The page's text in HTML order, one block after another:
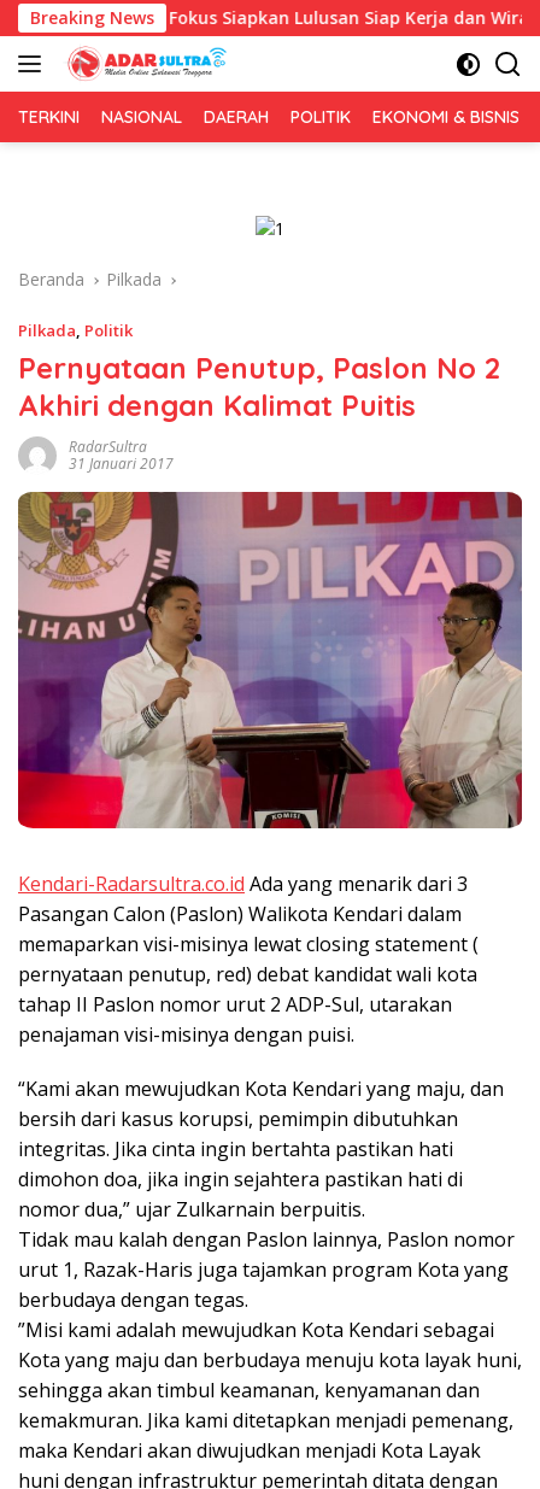
Langsung
ke
konten
Breaking News
Aopa, Fokus Siapkan Lulusan Siap Kerja dan Wirausaha
TERKINI NASIONAL DAERAH POLITIK EKONOMI & BISNIS
Beranda Pilkada
Pilkada, Politik
Pernyataan Penutup, Paslon No 2
Akhiri dengan Kalimat Puitis
RadarSultra
31 Januari 2017
Kendari-Radarsultra.co.id Ada yang menarik dari 3
Pasangan Calon (Paslon) Walikota Kendari dalam
memaparkan visi-misinya lewat closing statement (
pernyataan penutup, red) debat kandidat wali kota
tahap II Paslon nomor urut 2 ADP-Sul, utarakan
penajaman visi-misinya dengan puisi.
“Kami akan mewujudkan Kota Kendari yang maju, dan
bersih dari kasus korupsi, pemimpin dibutuhkan
integritas. Jika cinta ingin bertahta pastikan hati
dimohon doa, jika ingin sejahtera pastikan hati di
nomor dua,” ujar Zulkarnain berpuitis.
Tidak mau kalah dengan Paslon lainnya, Paslon nomor
urut 1, Razak-Haris juga tajamkan program Kota yang
berbudaya dengan tegas.
”Misi kami adalah mewujudkan Kota Kendari sebagai
Kota yang maju dan berbudaya menuju kota layak huni,
sehingga akan timbul keamanan, kenyamanan dan
kemakmuran. Jika kami ditetapkan menjadi pemenang,
maka Kendari akan diwujudkan menjadi Kota Layak
huni dengan infrastruktur pemerintah ditata dengan